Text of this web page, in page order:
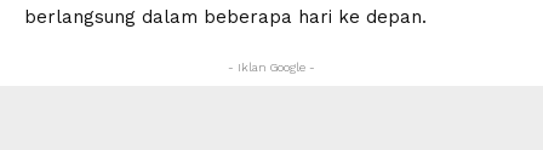
berlangsung dalam beberapa hari ke depan.
- Iklan Google -